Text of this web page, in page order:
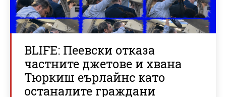
BLIFE: Пеевски отказа
частните джетове и хвана
Тюркиш еърлайнс като
останалите граждани